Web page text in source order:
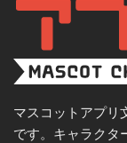
マスコットアプリ
です。キャラクタ